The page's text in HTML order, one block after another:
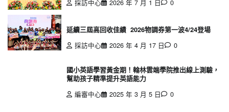
採訪中心
2026 年 7 月 1 日 0
延續三屆高回收佳績 2026物調券第一波4/24登場
採訪中心
2026 年 4 月 17 日 0
國小英語學習黃金期！翰林雲端學院推出線上測驗，
幫助孩子精準提升英語能力
編審中心
2025 年 3 月 5 日 0